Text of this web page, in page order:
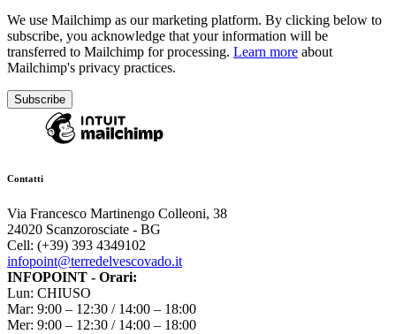
We use Mailchimp as our marketing platform. By clicking below to
subscribe, you acknowledge that your information will be
transferred to Mailchimp for processing. Learn more about
Mailchimp's privacy practices.
Contatti
Via Francesco Martinengo Colleoni, 38
24020 Scanzorosciate - BG
Cell: (+39) 393 4349102
infopoint@terredelvescovado.it
INFOPOINT - Orari:
Lun: CHIUSO
Mar: 9:00 – 12:30 / 14:00 – 18:00
Mer: 9:00 – 12:30 / 14:00 – 18:00